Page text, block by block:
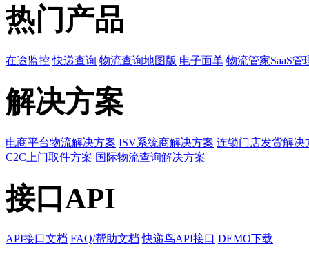
热门产品
在途监控 快递查询 物流查询地图版 电子面单 物流管家SaaS管
解决方案
电商平台物流解决方案 ISV系统商解决方案 连锁门店发货解决
C2C上门取件方案 国际物流查询解决方案
接口API
API接口文档 FAQ/帮助文档 快递鸟API接口 DEMO下载